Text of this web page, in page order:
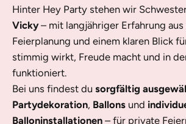
Hinter Hey Party stehen wir
Vicky– mit langjähriger Erfahrung
Feierplanung und einem klaren Blick
stimmig wirkt, Freude macht und in
funktioniert.
Bei uns findest du sorgfältig
Partydekoration, Ballons und
Balloninstallationen – für private